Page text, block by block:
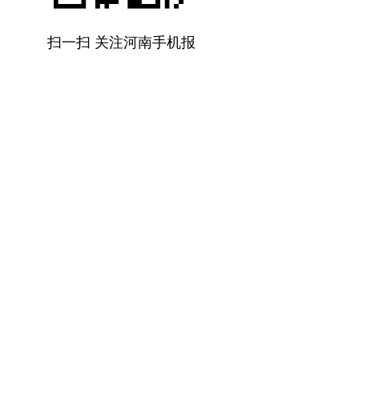
扫一扫 关注河南手机报